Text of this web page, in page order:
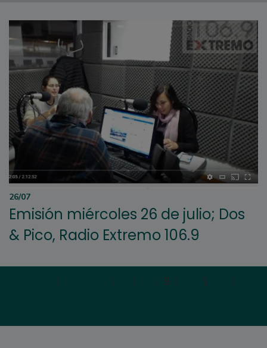
26/07
Emisión miércoles 26 de julio; Dos
& Pico, Radio Extremo 106.9
| | | | 9 | | |